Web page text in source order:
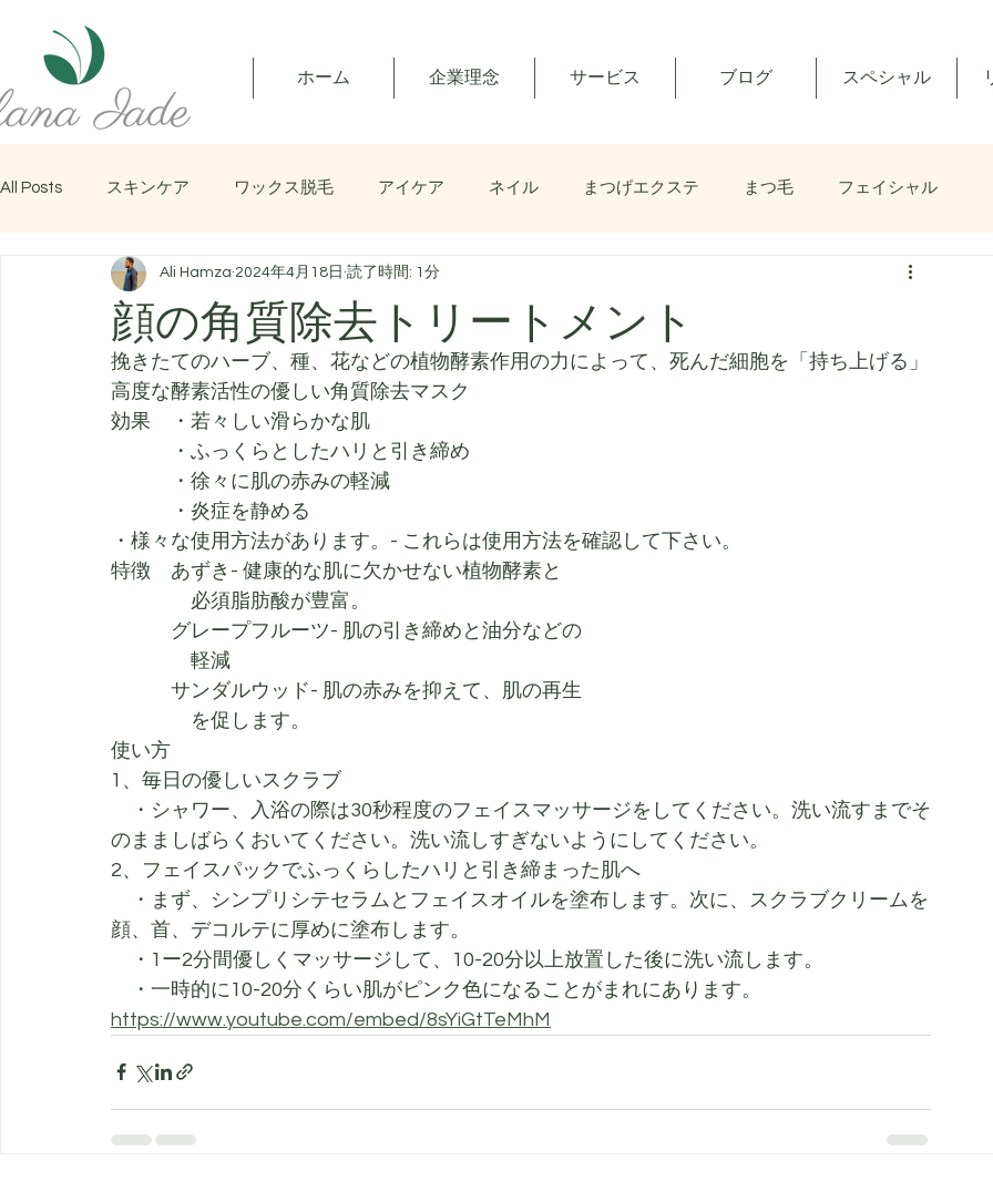
ホーム 企業理念 サービス ブログ スペシャル
All Posts スキンケア ワックス脱毛 アイケア ネイル まつげエクステ まつ毛 フェイシャル
マッサージ
顔の角質除去トリートメント
Ali Hamza 2024年4月18日 読了時間: 1分
挽きたてのハーブ、種、花などの植物酵素作用の力によって、死んだ細胞を「持ち上げる」
高度な酵素活性の優しい角質除去マスク
効果　・若々しい滑らかな肌
・ふっくらとしたハリと引き締め
・徐々に肌の赤みの軽減
・炎症を静める
・様々な使用方法があります。- これらは使用方法を確認して下さい。
特徴　あずき- 健康的な肌に欠かせない植物酵素と
必須脂肪酸が豊富。
グレープフルーツ- 肌の引き締めと油分などの
軽減
サンダルウッド- 肌の赤みを抑えて、肌の再生
を促します。
使い方
1、毎日の優しいスクラブ
・シャワー、入浴の際は30秒程度のフェイスマッサージをしてください。洗い流すまでそ
のまましばらくおいてください。洗い流しすぎないようにしてください。
2、フェイスパックでふっくらしたハリと引き締まった肌へ
・まず、シンプリシテセラムとフェイスオイルを塗布します。次に、スクラブクリームを
顔、首、デコルテに厚めに塗布します。
・1ー2分間優しくマッサージして、10-20分以上放置した後に洗い流します。
・一時的に10-20分くらい肌がピンク色になることがまれにあります。
https://www.youtube.com/embed/8sYiGtTeMhM